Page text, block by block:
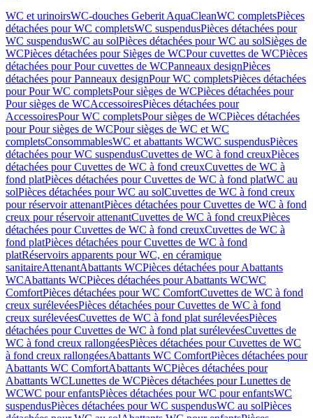
WC et urinoirsWC-douches Geberit AquaCleanWC completsPièces
détachées pour WC completsWC suspendusPièces détachées pour
WC suspendusWC au solPièces détachées pour WC au solSièges de
WCPièces détachées pour Sièges de WCPour cuvettes de WCPièces
détachées pour Pour cuvettes de WCPanneaux designPièces
détachées pour Panneaux designPour WC completsPièces détachées
pour Pour WC completsPour sièges de WCPièces détachées pour
Pour sièges de WCAccessoiresPièces détachées pour
AccessoiresPour WC completsPour sièges de WCPièces détachées
pour Pour sièges de WCPour sièges de WC et WC
completsConsommablesWC et abattants WCWC suspendusPièces
détachées pour WC suspendusCuvettes de WC à fond creuxPièces
détachées pour Cuvettes de WC à fond creuxCuvettes de WC à
fond platPièces détachées pour Cuvettes de WC à fond platWC au
solPièces détachées pour WC au solCuvettes de WC à fond creux
pour réservoir attenantPièces détachées pour Cuvettes de WC à fond
creux pour réservoir attenantCuvettes de WC à fond creuxPièces
détachées pour Cuvettes de WC à fond creuxCuvettes de WC à
fond platPièces détachées pour Cuvettes de WC à fond
platRéservoirs apparents pour WC, en céramique
sanitaireAttenantAbattants WCPièces détachées pour Abattants
WCAbattants WCPièces détachées pour Abattants WCWC
ComfortPièces détachées pour WC ComfortCuvettes de WC à fond
creux surélevéesPièces détachées pour Cuvettes de WC à fond
creux surélevéesCuvettes de WC à fond plat surélevéesPièces
détachées pour Cuvettes de WC à fond plat surélevéesCuvettes de
WC à fond creux rallongéesPièces détachées pour Cuvettes de WC
à fond creux rallongéesAbattants WC ComfortPièces détachées pour
Abattants WC ComfortAbattants WCPièces détachées pour
Abattants WCLunettes de WCPièces détachées pour Lunettes de
WCWC pour enfantsPièces détachées pour WC pour enfantsWC
suspendusPièces détachées pour WC suspendusWC au solPièces